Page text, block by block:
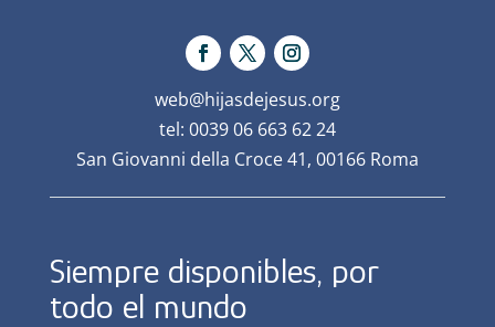
web@hijasdejesus.org
tel: 0039 06 663 62 24
San Giovanni della Croce 41, 00166 Roma
Siempre disponibles, por
todo el mundo